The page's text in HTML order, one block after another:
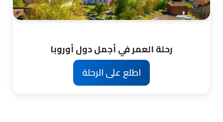
رحلة العمر في أجمل دول أوروبا
اطلع على الرحلة